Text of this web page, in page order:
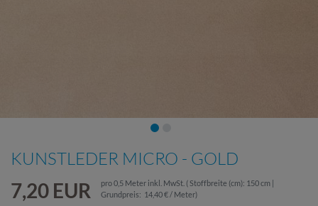
KUNSTLEDER MICRO - GOLD
7,20 EUR pro0,5 Meter inkl. MwSt. ( Stoffbreite (cm): 150 cm |
Grundpreis: 14,40 € / Meter)